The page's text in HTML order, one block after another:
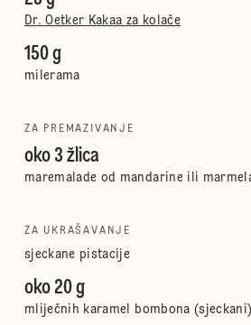
Dr. Oetker Kakaa za kolače
150 g
milerama
ZA PREMAZIVANJE
oko 3 žlica
maremalade od mandarine ili
ZA UKRAŠAVANJE
sjeckane pistacije
oko 20 g
mliječnih karamel bombona (sjeckani)